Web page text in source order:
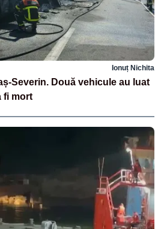
Ionuț Nichita
Severin. Două vehicule au luat
fi mort